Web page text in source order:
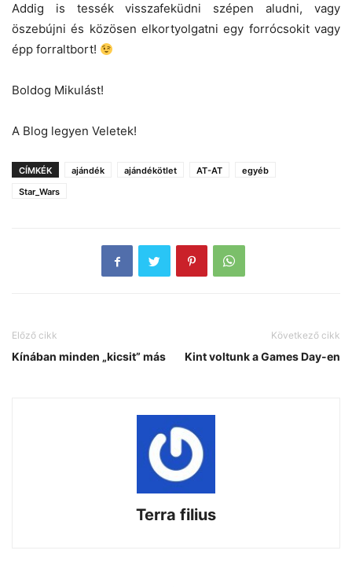
Addig is tessék visszafeküdni szépen aludni, vagy
öszebújni és közösen elkortyolgatni egy forrócsokit vagy
épp forraltbort!
Boldog Mikulást!
A Blog legyen Veletek!
CÍMKÉK ajándék ajándékötlet AT-AT
egyéb
Star_Wars
Előző cikk
Kínában minden „kicsit” más
Következő cikk
Kint voltunk a Games Day-en
Terra filius